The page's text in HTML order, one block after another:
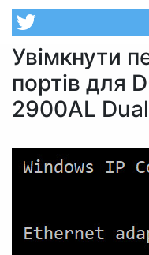
Увімкнути
портів для
2900AL